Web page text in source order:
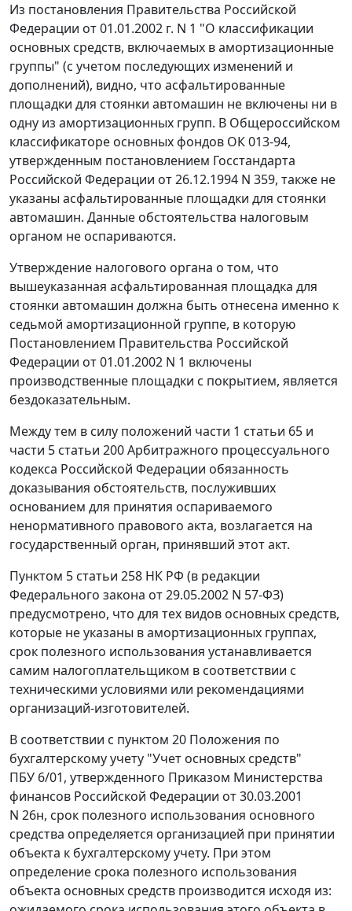
Из постановления Правительства Российской
Федерации от 01.01.2002 г. N 1 "О классификации
основных средств, включаемых в амортизационные
группы" (с учетом последующих изменений и
дополнений), видно, что асфальтированные
площадки для стоянки автомашин не включены ни в
одну из амортизационных групп. В Общероссийском
классификаторе основных фондов ОК 013-94,
утвержденным постановлением Госстандарта
Российской Федерации от 26.12.1994 N 359, также не
указаны асфальтированные площадки для стоянки
автомашин. Данные обстоятельства налоговым
органом не оспариваются.
Утверждение налогового органа о том, что
вышеуказанная асфальтированная площадка для
стоянки автомашин должна быть отнесена именно к
седьмой амортизационной группе, в которую
Постановлением Правительства Российской
Федерации от 01.01.2002 N 1 включены
производственные площадки с покрытием, является
бездоказательным.
Между тем в силу положений части 1 статьи 65 и
части 5 статьи 200Арбитражного процессуального
кодекса Российской Федерации обязанность
доказывания обстоятельств, послуживших
основанием для принятия оспариваемого
ненормативного правового акта, возлагается на
государственный орган, принявший этот акт.
Пунктом 5 статьи 258 НК РФ (в редакции
Федерального закона от 29.05.2002 N 57-ФЗ)
предусмотрено, что для тех видов основных средств,
которые не указаны в амортизационных группах,
срок полезного использования устанавливается
самим налогоплательщиком в соответствии с
техническими условиями или рекомендациями
организаций-изготовителей.
В соответствии с пунктом 20 Положения по
бухгалтерскому учету "Учет основных средств"
ПБУ 6/01, утвержденного Приказом Министерства
финансов Российской Федерации от 30.03.2001
N 26н, срок полезного использования основного
средства определяется организацией при принятии
объекта к бухгалтерскому учету. При этом
определение срока полезного использования
объекта основных средств производится исходя из: